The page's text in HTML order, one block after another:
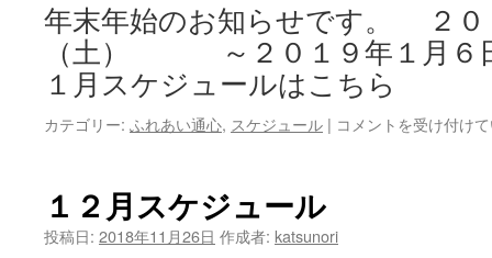
ル
は
年末年始のお知らせです。 ２０
（土） ～２０１９年１月６
１月スケジュールはこちら
カテゴリー: ふれあい通心, スケジュール | 年
お
コメントを受け付け
１２月スケジュール
投稿日: 2018年11月26日 作成者: katsunori